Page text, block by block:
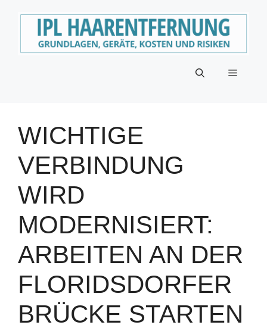
Menü
WICHTIGE
VERBINDUNG
WIRD
MODERNISIERT:
ARBEITEN AN DER
FLORIDSDORFER
BRÜCKE STARTEN